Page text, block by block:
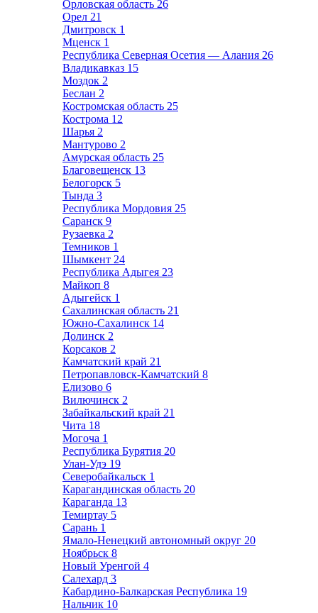
Орловская область 26
Орел 21
Дмитровск 1
Мценск 1
Республика Северная Осетия — Алания 26
Владикавказ 15
Моздок 2
Беслан 2
Костромская область 25
Кострома 12
Шарья 2
Мантурово 2
Амурская область 25
Благовещенск 13
Белогорск 5
Тында 3
Республика Мордовия 25
Саранск 9
Рузаевка 2
Темников 1
Шымкент 24
Республика Адыгея 23
Майкоп 8
Адыгейск 1
Сахалинская область 21
Южно-Сахалинск 14
Долинск 2
Корсаков 2
Камчатский край 21
Петропавловск-Камчатский 8
Елизово 6
Вилючинск 2
Забайкальский край 21
Чита 18
Могоча 1
Республика Бурятия 20
Улан-Удэ 19
Северобайкальск 1
Карагандинская область 20
Караганда 13
Темиртау 5
Сарань 1
Ямало-Ненецкий автономный округ 20
Ноябрьск 8
Новый Уренгой 4
Салехард 3
Кабардино-Балкарская Республика 19
Нальчик 10